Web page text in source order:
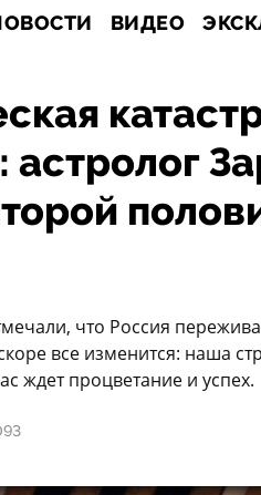
ВИДЕО
астролог
что Россия
все изменится: наша
ждет процветание и успех.